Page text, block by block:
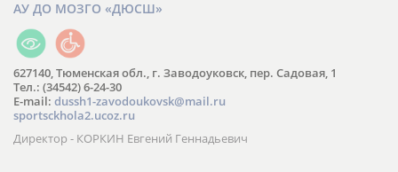
АУ ДО МОЗГО «ДЮСШ»
627140, Тюменская обл., г. Заводоуковск, пер. Садовая, 1
Тел.: (34542) 6-24-30
​E-mail: dussh1-zavodoukovsk@mail.ru
sportsckhola2.ucoz.ru
Директор - КОРКИН Евгений Геннадьевич